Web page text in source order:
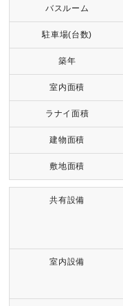
バスルーム
駐車場(台数)
築年
室内面積
ラナイ面積
建物面積
敷地面積
共有設備
室内設備